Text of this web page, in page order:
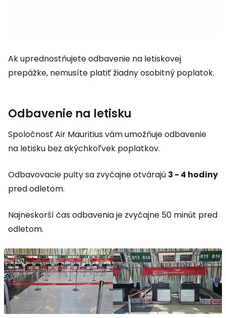
Ak uprednostňujete odbavenie na letiskovej
prepážke, nemusíte platiť žiadny osobitný poplatok.
Odbavenie na letisku
Spoločnosť Air Mauritius vám umožňuje odbavenie
na letisku bez akýchkoľvek poplatkov.
Odbavovacie pulty sa zvyčajne otvárajú 3 - 4 hodiny
pred odletom.
Najneskorší čas odbavenia je zvyčajne 50 minút pred
odletom.